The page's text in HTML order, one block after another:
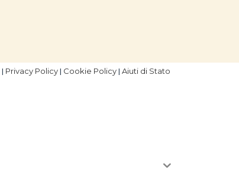
| Privacy Policy| Cookie Policy| Aiuti di Stato